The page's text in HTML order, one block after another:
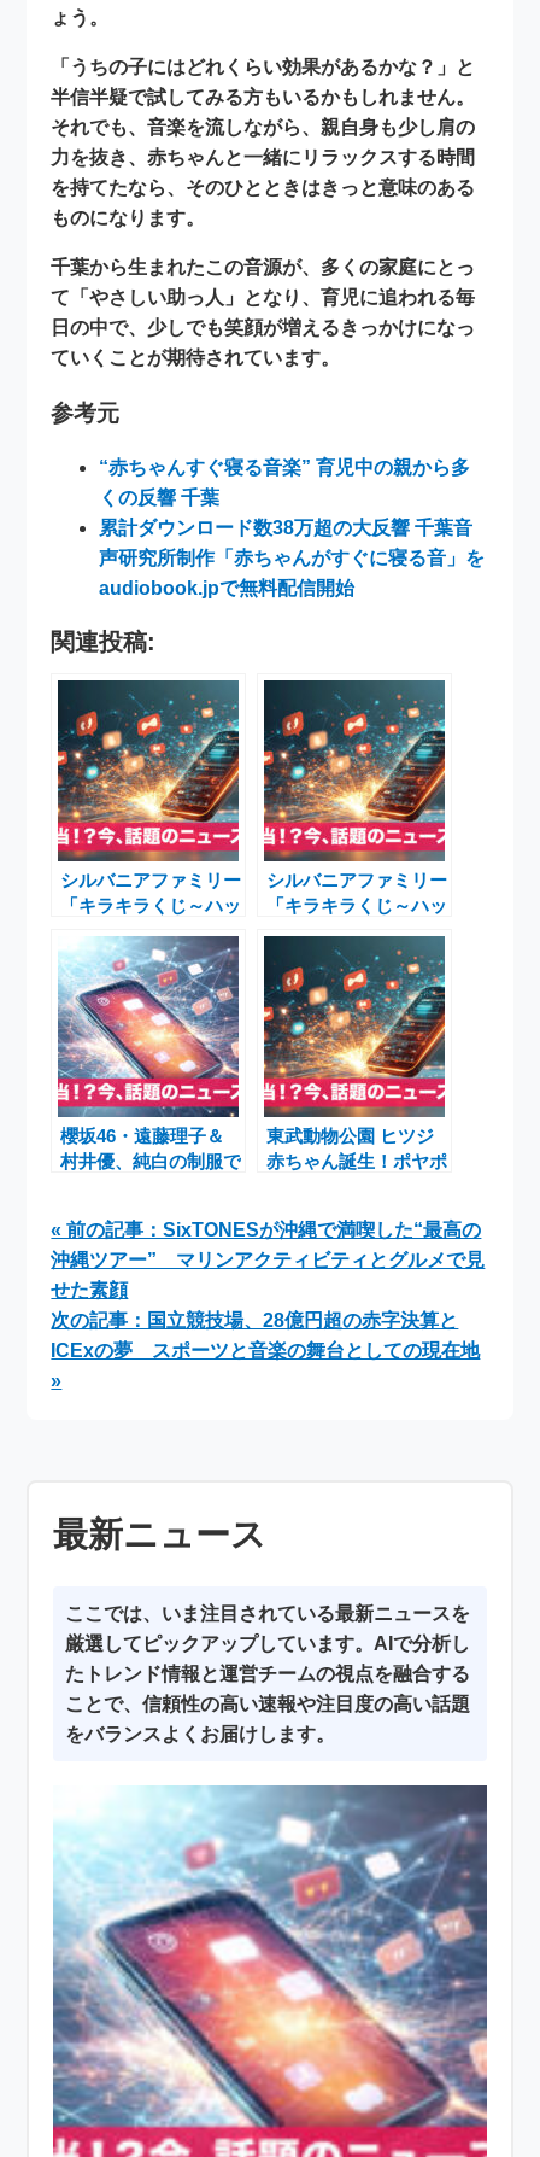
ょう。
「うちの子にはどれくらい効果があるかな？」と
半信半疑で試してみる方もいるかもしれません。
それでも、音楽を流しながら、親自身も少し肩の
力を抜き、赤ちゃんと一緒にリラックスする時間
を持てたなら、そのひとときはきっと意味のある
ものになります。
千葉から生まれたこの音源が、多くの家庭にとっ
て「やさしい助っ人 」となり、育児に追われる毎
日の中で、少しでも笑顔が増えるきっかけになっ
ていくことが期待されています。
参考元
“赤ちゃんすぐ寝る音楽” 育児中の親から多
くの反響 千葉
累計ダウンロード数38万超の大反響 千葉音
声研究所制作「赤ちゃんがすぐに寝る音」を
audiobook.jpで無料配信開始
関連投稿:
シルバニアファミリー
「キラキラくじ～ハッ
ピースイーツ～」発
売！限定スイーツモチ
ーフが話題に
シルバニアファミリー
「キラキラくじ～ハッ
ピースイーツ～」
2025年夏発売！魅力
とラインアップを徹底
解説
櫻坂46・遠藤理子＆
村井優、純白の制服で
も誌面で輝く
東武動物公園 ヒツジ
赤ちゃん誕生！ポヤポ
« 前の記事：SixTONESが沖縄で満喫した“最高の
沖縄ツアー” マリンアクティビティとグルメで見
せた素顔
次の記事：国立競技場、28億円超の赤字決算と
ICExの夢 スポーツと音楽の舞台としての現在地
»
最新ニュース
ここでは、いま注目されている最新ニュースを
厳選してピックアップしています。AIで分析し
たトレンド情報と運営チームの視点を融合する
ことで、信頼性の高い速報や注目度の高い話題
をバランスよくお届けします。